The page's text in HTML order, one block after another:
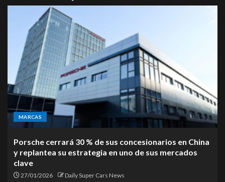
MARCAS
Porsche cerrará 30 % de sus concesionarios en China
y replantea su estrategia en uno de sus mercados
clave
27/01/2026 Daily Super Cars News